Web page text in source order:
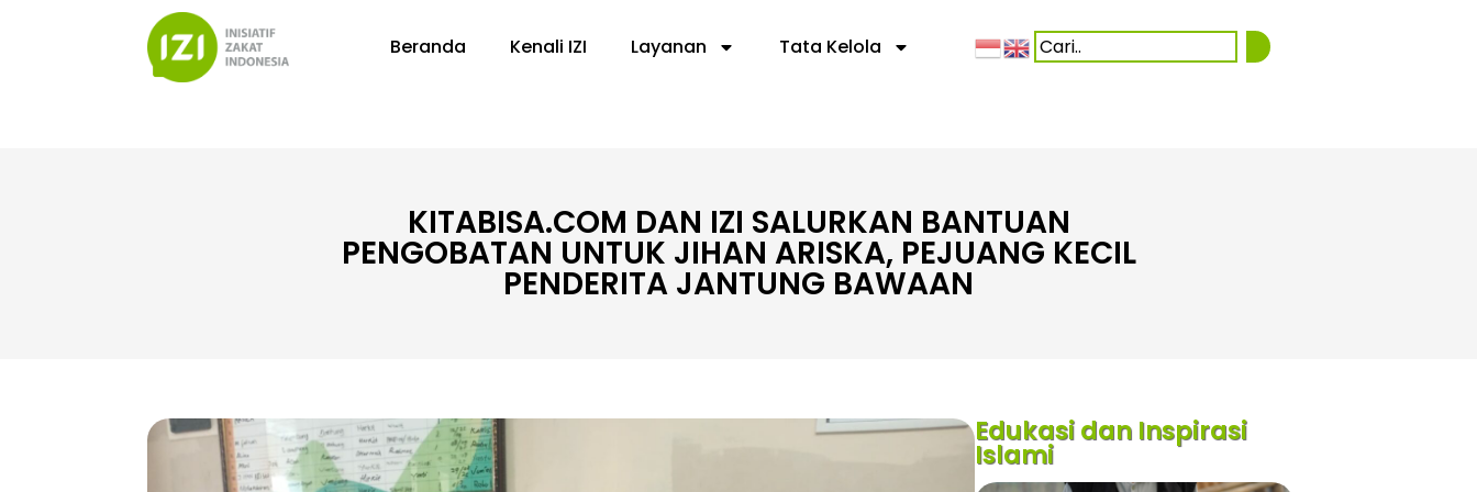
Beranda Kenali IZI Layanan Tata Kelola
KITABISA.COM DAN IZI SALURKAN BANTUAN
PENGOBATAN UNTUK JIHAN ARISKA, PEJUANG KECIL
PENDERITA JANTUNG BAWAAN
Edukasi dan Inspirasi
Islami